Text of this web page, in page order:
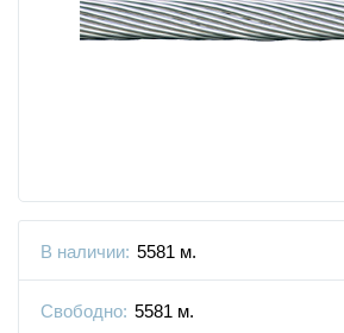
В наличии: 5581 м.
Свободно: 5581 м.